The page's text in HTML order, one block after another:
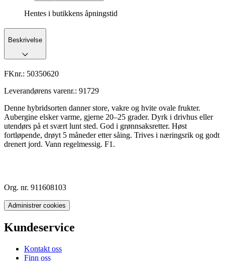
Hentes i butikkens åpningstid
Beskrivelse
FKnr.: 50350620
Leverandørens varenr.: 91729
Denne hybridsorten danner store, vakre og hvite ovale frukter.
Aubergine elsker varme, gjerne 20–25 grader. Dyrk i drivhus eller
utendørs på et svært lunt sted. God i grønnsaksretter. Høst
fortløpende, drøyt 5 måneder etter såing. Trives i næringsrik og godt
drenert jord. Vann regelmessig. F1.
Org. nr. 911608103
Administrer cookies
Kundeservice
Kontakt oss
Finn oss